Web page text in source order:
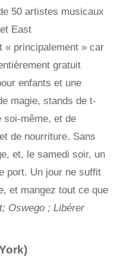
50 artistes musicaux
East
« principalement » car
gratuit
enfants et une
magie, stands de t-
soi-même, et de
de nourriture. Sans
et, le samedi soir, un
port. Un jour ne suffit
et mangez tout ce que
Oswego ; Libérer